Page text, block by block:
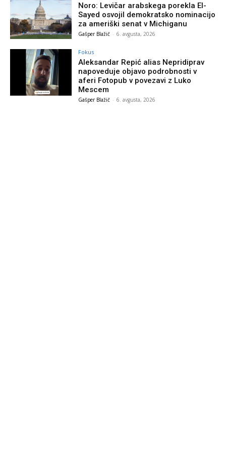
Noro: Levičar arabskega porekla El-
Sayed osvojil demokratsko nominacijo
za ameriški senat v Michiganu
Gašper Blažič - 6. avgusta, 2026
Fokus
Aleksandar Repić alias Nepridiprav
napoveduje objavo podrobnosti v
aferi Fotopub v povezavi z Luko
Mescem
Gašper Blažič - 6. avgusta, 2026